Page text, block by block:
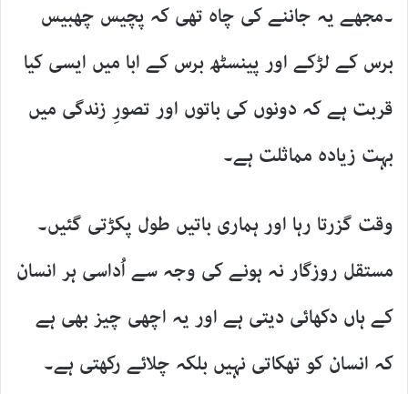
۔مجھے یہ جاننے کی چاہ تھی کہ پچیس چھبیس
برس کے لڑکے اور پینسٹھ برس کے ابا میں ایسی کیا
قربت ہے کہ دونوں کی باتوں اور تصورِ زندگی میں
بہت زیادہ مماثلت ہے۔
وقت گزرتا رہا اور ہماری باتیں طول پکڑتی گئیں۔
مستقل روزگار نہ ہونے کی وجہ سے اُداسی ہر انسان
کے ہاں دکھائی دیتی ہے اور یہ اچھی چیز بھی ہے
کہ انسان کو تھکاتی نہیں بلکہ چلائے رکھتی ہے۔